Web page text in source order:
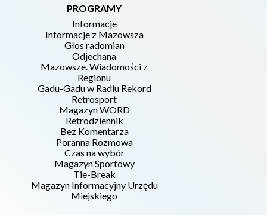
PROGRAMY
Informacje
Informacje z Mazowsza
Głos radomian
Odjechana
Mazowsze. Wiadomości z
Regionu
Gadu-Gadu w Radiu Rekord
Retrosport
Magazyn WORD
Retrodziennik
Bez Komentarza
Poranna Rozmowa
Czas na wybór
Magazyn Sportowy
Tie-Break
Magazyn Informacyjny Urzędu
Miejskiego